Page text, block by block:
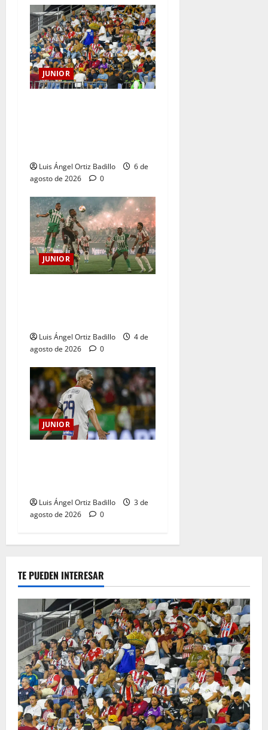
JUNIOR
Luis Ángel Ortiz Badillo
6 de
agosto de 2026
0
JUNIOR
Luis Ángel Ortiz Badillo
4 de
agosto de 2026
0
JUNIOR
Luis Ángel Ortiz Badillo
3 de
agosto de 2026
0
TE PUEDEN INTERESAR